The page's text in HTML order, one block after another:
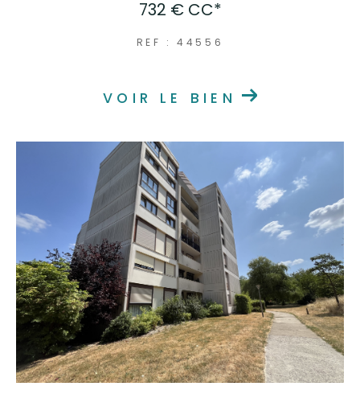
732 € CC*
REF : 44556
VOIR LE BIEN